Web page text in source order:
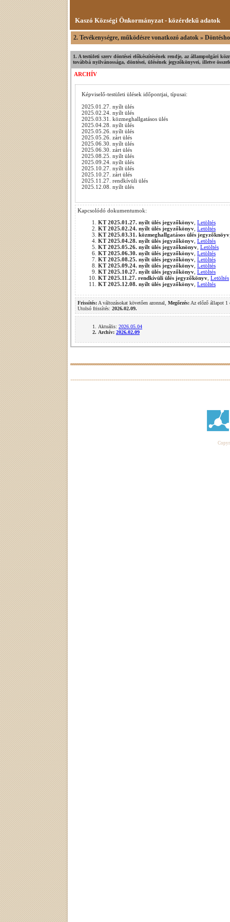
Kaszó Községi Önkormányzat - közérdekű adatok
2. Tevékenységre, működésre vonatkozó adatok »
1. A testületi szerv döntései előkészítésének rendje, az állampolgári
továbbá nyilvánossága, döntései, ülésének jegyzőkönyvei, illetve
ARCHÍV
Képviselő-testületi ülések időpontjai, típusai:
2025.01.27. nyílt ülés
2025.02.24. nyílt ülés
2025.03.31. közmeghallgatásos ülés
2025.04.28. nyílt ülés
2025.05.26. nyílt ülés
2025.05.26. zárt ülés
2025.06.30. nyílt ülés
2025.06.30. zárt ülés
2025.08.25. nyílt ülés
2025.09.24. nyílt ülés
2025.10.27. nyílt ülés
2025.10.27. zárt ülés
2025.11.27. rendkívüli ülés
2025.12.08. nyílt ülés
Kapcsolódó dokumentumok:
KT 2025.01.27. nyílt ülés jegyzőkönyv Letöltés
KT 2025.02.24. nyílt ülés jegyzőkönyv Letöltés
KT 2025.03.31. közmeghallgatásos ülés jegyzőknöyv
KT 2025.04.28. nyílt ülés jegyzőkönyv Letöltés
KT 2025.05.26. nyílt ülés jegyzőknönyv Letöltés
KT 2025.06.30. nyílt ülés jegyzőkönyv Letöltés
KT 2025.08.25. nyílt ülés jegyzőkönyv Letöltés
KT 2025.09.24. nyílt ülés jegyzőkönyv Letöltés
KT 2025.10.27. nyílt ülés jegyzőkönyv Letöltés
KT 2025.11.27. rendkívüli ülés jegyzőkönyv Letöltés
KT 2025.12.08. nyílt ülés jegyzőkönyv Letöltés
Frissítés: A változásokat követően azonnal, Megőrzés: Az előző állapot 1
Utolsó frissítés: 2026.02.09.
Aktuális: 2026.05.04
Archív: 2026.02.09